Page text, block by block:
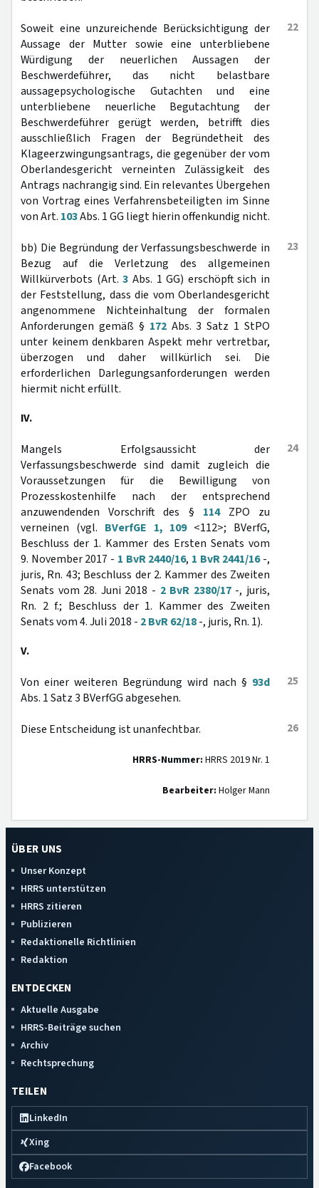
22
Soweit eine unzureichende Berücksichtigung der
Aussage der Mutter sowie eine unterbliebene
Würdigung der neuerlichen Aussagen der
Beschwerdeführer, das nicht belastbare
aussagepsychologische Gutachten und eine
unterbliebene neuerliche Begutachtung der
Beschwerdeführer gerügt werden, betrifft dies
ausschließlich Fragen der Begründetheit des
Klageerzwingungsantrags, die gegenüber der vom
Oberlandesgericht verneinten Zulässigkeit des
Antrags nachrangig sind. Ein relevantes Übergehen
von Vortrag eines Verfahrensbeteiligten im Sinne
von Art. 103Abs. 1 GG liegt hierin offenkundig nicht.
23
bb) Die Begründung der Verfassungsbeschwerde in
Bezug auf die Verletzung des allgemeinen
Willkürverbots (Art.3 Abs. 1 GG) erschöpft sich in
der Feststellung, dass die vom Oberlandesgericht
angenommene Nichteinhaltung der formalen
Anforderungen gemäß § 172Abs. 3 Satz 1 StPO
unter keinem denkbaren Aspekt mehr vertretbar,
überzogen und daher willkürlich sei. Die
erforderlichen Darlegungsanforderungen werden
hiermit nicht erfüllt.
IV.
24
Mangels Erfolgsaussicht der
Verfassungsbeschwerde sind damit zugleich die
Voraussetzungen für die Bewilligung von
Prozesskostenhilfe nach der entsprechend
anzuwendenden Vorschrift des § 114ZPO zu
verneinen (vgl. BVerfGE 1, 109<112>; BVerfG,
Beschluss der 1. Kammer des Ersten Senats vom
9. November 2017 - 1 BvR 2440/16, 1 BvR 2441/16-,
juris, Rn. 43; Beschluss der 2. Kammer des Zweiten
Senats vom 28. Juni 2018 - 2 BvR 2380/17-, juris,
Rn. 2 f.; Beschluss der 1. Kammer des Zweiten
Senats vom 4. Juli 2018 - 2 BvR 62/18-, juris, Rn. 1).
V.
25
Von einer weiteren Begründung wird nach § 93d
Abs. 1 Satz 3 BVerfGG abgesehen.
26
Diese Entscheidung ist unanfechtbar.
HRRS-Nummer: HRRS 2019 Nr. 1
Bearbeiter: Holger Mann
ÜBER UNS
Unser Konzept
HRRS unterstützen
HRRS zitieren
Publizieren
Redaktionelle Richtlinien
Redaktion
ENTDECKEN
Aktuelle Ausgabe
HRRS-Beiträge suchen
Archiv
Rechtsprechung
TEILEN
LinkedIn
Xing
Facebook